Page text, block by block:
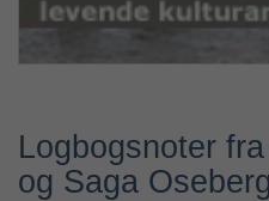
Logbogsnoter
og Saga Oseberg